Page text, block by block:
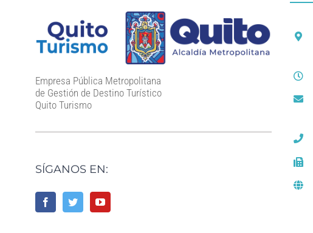
Empresa Pública Metropolitana
de Gestión de Destino Turístico
Quito Turismo
SÍGANOS EN: